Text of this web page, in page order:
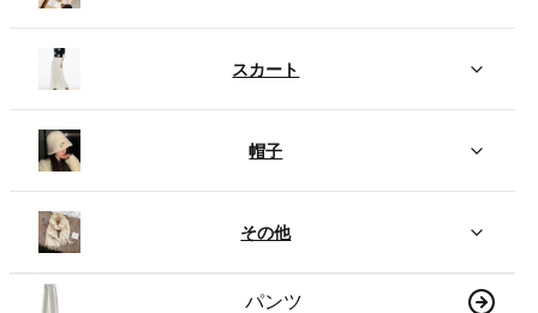
スカート
帽子
その他
パンツ